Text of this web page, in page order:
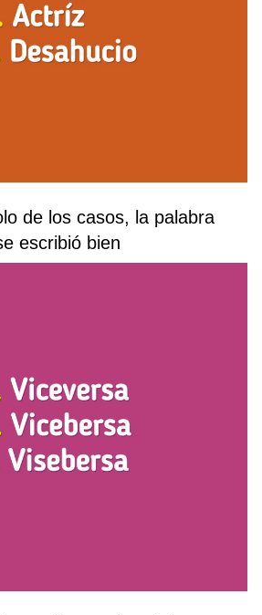
de los casos, la palabra
escribió bien